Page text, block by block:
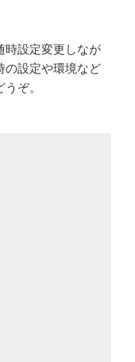
時設定変更しなが
の設定や環境など
ぞ。